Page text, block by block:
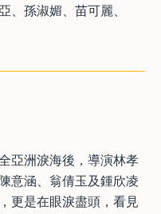
、孫淑媚、苗可麗、
亞洲淚海後，導演林孝
意涵、翁倩玉及鍾欣凌
更是在眼淚盡頭，看見